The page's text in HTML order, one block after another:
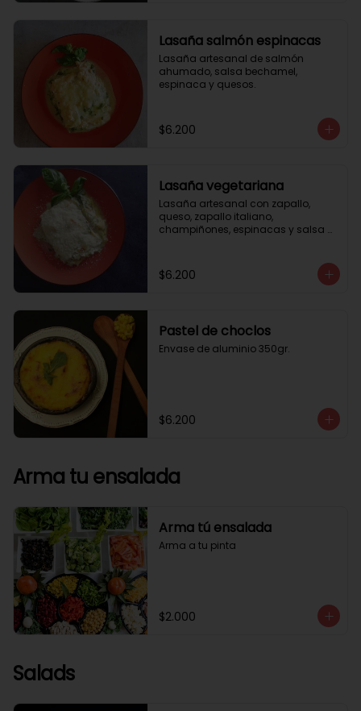
Lasaña salmón espinacas
Lasaña artesanal de salmón
ahumado, salsa bechamel,
espinaca y quesos.
$6.200
Lasaña vegetariana
Lasaña artesanal con zapallo,
queso, zapallo italiano,
champiñones, espinacas y salsa
$6.200
Pastel de choclos
Envase de aluminio 350gr.
$6.200
Arma tu ensalada
Arma tú ensalada
Arma a tu pinta
$2.000
Salads